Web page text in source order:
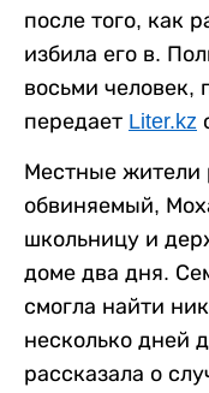
после того, как
избила его в.
восьми человек,
передает Liter.kz
Местные жители
обвиняемый,
школьницу и
доме два дня.
смогла найти
несколько дней
рассказала о